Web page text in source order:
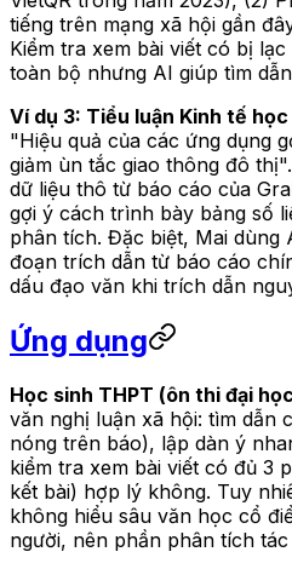
tiếng trên mạng xã hội gần
Kiểm tra xem bài viết có bị
toàn bộ nhưng AI giúp tìm
Ví dụ 3: Tiểu luận Kinh tế học
"Hiệu quả của các ứng dụng
giảm ùn tắc giao thông đô
dữ liệu thô từ báo cáo của
gợi ý cách trình bày bảng số
phân tích. Đặc biệt, Mai dùng
đoạn trích dẫn từ báo cáo
dấu đạo văn khi trích dẫn
Ứng dụng
Học sinh THPT (ôn thi đại
văn nghị luận xã hội: tìm dẫn
nóng trên báo), lập dàn ý
kiểm tra xem bài viết có đủ 3
kết bài) hợp lý không. Tuy
không hiểu sâu văn học cổ
người, nên phần phân tích